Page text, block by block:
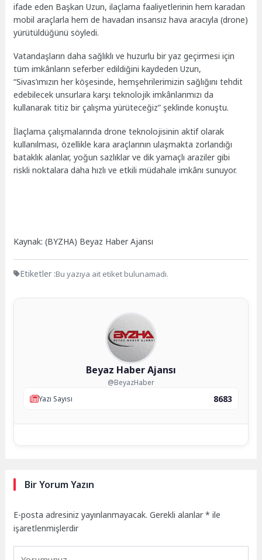
ifade eden Başkan Uzun, ilaçlama faaliyetlerinin hem karadan
mobil araçlarla hem de havadan insansız hava aracıyla (drone)
yürütüldüğünü söyledi.
Vatandaşların daha sağlıklı ve huzurlu bir yaz geçirmesi için
tüm imkânların seferber edildiğini kaydeden Uzun,
“Sivas’ımızın her köşesinde, hemşehrilerimizin sağlığını tehdit
edebilecek unsurlara karşı teknolojik imkânlarımızı da
kullanarak titiz bir çalışma yürüteceğiz” şeklinde konuştu.
İlaçlama çalışmalarında drone teknolojisinin aktif olarak
kullanılması, özellikle kara araçlarının ulaşmakta zorlandığı
bataklık alanlar, yoğun sazlıklar ve dik yamaçlı araziler gibi
riskli noktalara daha hızlı ve etkili müdahale imkânı sunuyor.
Kaynak: (BYZHA) Beyaz Haber Ajansı
Etiketler :Bu yazıya ait etiket bulunamadı.
Beyaz Haber Ajansı
@BeyazHaber
Yazı Sayısı
8683
Bir Yorum Yazın
E-posta adresiniz yayınlanmayacak. Gerekli alanlar* ile
işaretlenmişlerdir